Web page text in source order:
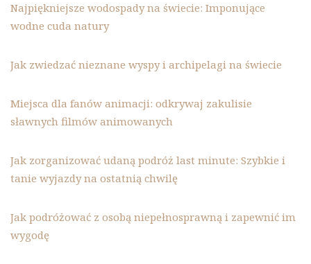
Najpiękniejsze wodospady na świecie: Imponujące
wodne cuda natury
Jak zwiedzać nieznane wyspy i archipelagi na świecie
Miejsca dla fanów animacji: odkrywaj zakulisie
sławnych filmów animowanych
Jak zorganizować udaną podróż last minute: Szybkie i
tanie wyjazdy na ostatnią chwilę
Jak podróżować z osobą niepełnosprawną i zapewnić im
wygodę